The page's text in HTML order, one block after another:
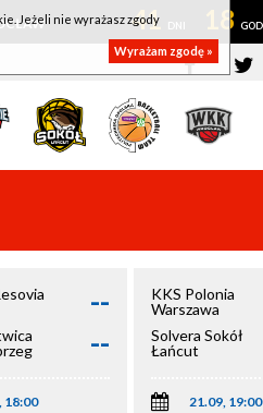
41 18
--
--
18:00
KKS Polonia
Warszawa
Solvera Sokół
Łańcut
21.09, 19:00
Jeżeli nie wyrażasz zgody
Wyrażam zgodę »